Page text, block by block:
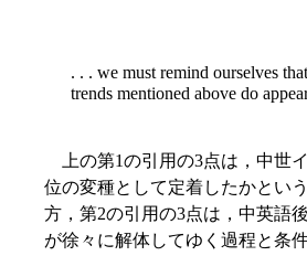
. . . we must remind ourselves
trends mentioned above do
上の第1の引用の3点は，中世
位の変種として定着したかとい
方，第2の引用の3点は，中英語
が徐々に解体してゆく過程と条